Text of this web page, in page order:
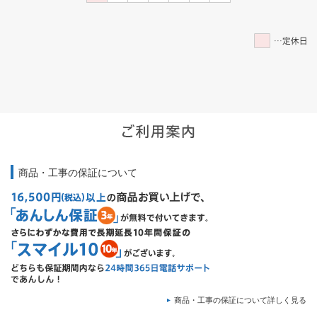
商品・工事の保証について
商品・工事の保証について詳しく見る